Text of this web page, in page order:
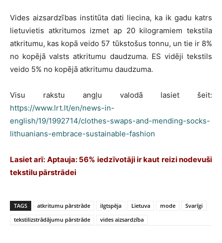
Vides aizsardzības institūta dati liecina, ka ik gadu katrs
lietuvietis atkritumos izmet ap 20 kilogramiem tekstila
atkritumu, kas kopā veido 57 tūkstošus tonnu, un tie ir 8%
no kopējā valsts atkritumu daudzuma. ES vidēji tekstils
veido 5% no kopējā atkritumu daudzuma.
Visu rakstu angļu valodā lasiet šeit:
https://www.lrt.lt/en/news-in-
english/19/1992714/clothes-swaps-and-mending-socks-
lithuanians-embrace-sustainable-fashion
Lasiet arī: Aptauja: 56% iedzīvotāji ir kaut reizi nodevuši
tekstilu pārstrādei
TAGS atkritumu pārstrāde ilgtspēja Lietuva mode
Svarīgi
tekstilizstrādājumu pārstrāde
vides aizsardzība